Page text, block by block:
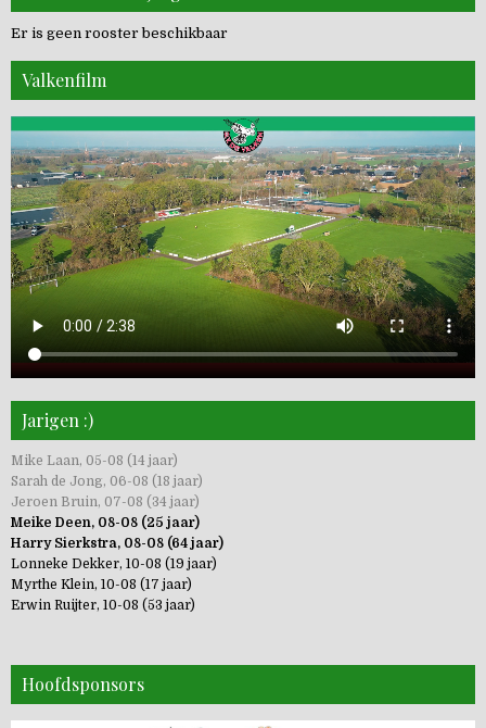
Er is geen rooster beschikbaar
Valkenfilm
Jarigen :)
Mike Laan, 05-08 (14 jaar)
Sarah de Jong, 06-08 (18 jaar)
Jeroen Bruin, 07-08 (34 jaar)
Meike Deen, 08-08 (25 jaar)
Harry Sierkstra, 08-08 (64 jaar)
Lonneke Dekker, 10-08 (19 jaar)
Myrthe Klein, 10-08 (17 jaar)
Erwin Ruijter, 10-08 (53 jaar)
Hoofdsponsors